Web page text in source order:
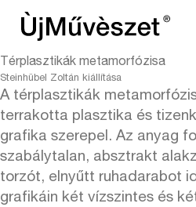
Térplasztikák metamorfózisa
Steinhübel Zoltán kiállítása
A térplasztikák
terrakotta plasztika és
grafika szerepel. Az anyag
szabálytalan, absztrakt
torzót, elnyűtt ruhadarabot
grafikáin két vízszintes és